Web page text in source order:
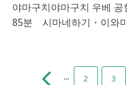
야마구치야마구치 우베
85분 시마네하기・이와
... 2 3